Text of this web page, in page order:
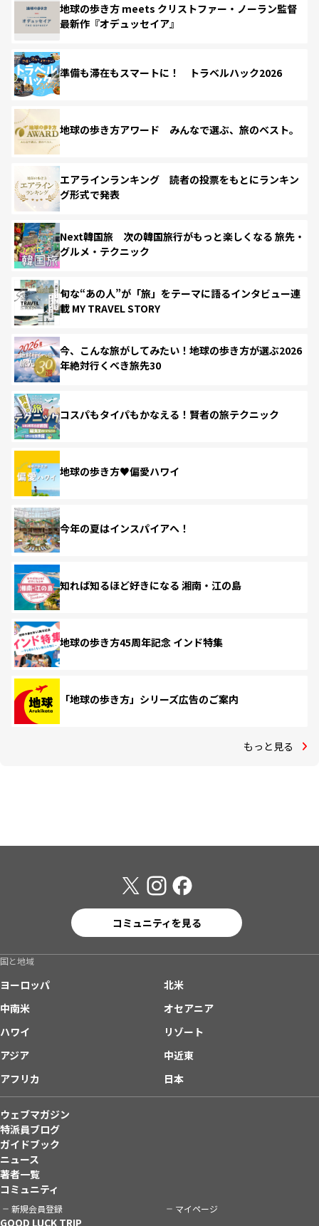
地球の歩き方 meets クリストファー・ノーラン監督
最新作『オデュッセイア』
準備も滞在もスマートに！ トラベルハック2026
地球の歩き方アワード みんなで選ぶ、旅のベスト。
エアラインランキング 読者の投票をもとにランキン
グ形式で発表
Next韓国旅 次の韓国旅行がもっと楽しくなる 旅先・
グルメ・テクニック
旬な“あの人”が「旅」をテーマに語るインタビュー連
載 MY TRAVEL STORY
今、こんな旅がしてみたい！地球の歩き方が選ぶ2026
年絶対行くべき旅先30
コスパもタイパもかなえる！賢者の旅テクニック
地球の歩き方♥偏愛ハワイ
今年の夏はインスパイアへ！
知れば知るほど好きになる 湘南・江の島
地球の歩き方45周年記念 インド特集
「地球の歩き方」シリーズ広告のご案内
もっと見る
コミュニティを見る
国と地域
ヨーロッパ
北米
中南米
オセアニア
ハワイ
リゾート
アジア
中近東
アフリカ
日本
ウェブマガジン
特派員ブログ
ガイドブック
ニュース
著者一覧
コミュニティ
新規会員登録 マイページ
GOOD LUCK TRIP